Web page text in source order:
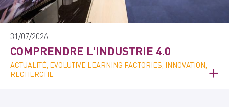
31/07/2026
COMPRENDRE L'INDUSTRIE 4.0
ACTUALITÉ, EVOLUTIVE LEARNING FACTORIES, INNOVATION,
RECHERCHE